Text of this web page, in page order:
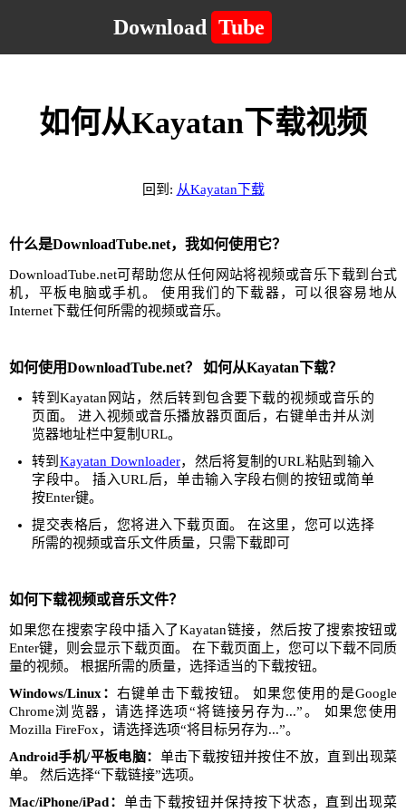
Download Tube
如何从Kayatan下载视频
回到: 从Kayatan下载
什么是DownloadTube.net，我如何使用它？
DownloadTube.net可帮助您从任何网站将视频或音乐下载到台式
机，平板电脑或手机。 使用我们的下载器，可以很容易地从
Internet下载任何所需的视频或音乐。
如何使用DownloadTube.net？ 如何从Kayatan下载？
转到Kayatan网站，然后转到包含要下载的视频或音乐的
页面。 进入视频或音乐播放器页面后，右键单击并从浏
览器地址栏中复制URL。
转到 Kayatan Downloader，然后将复制的URL粘贴到输入
字段中。 插入URL后，单击输入字段右侧的按钮或简单
按Enter键。
提交表格后，您将进入下载页面。 在这里，您可以选择
所需的视频或音乐文件质量，只需下载即可
如何下载视频或音乐文件？
如果您在搜索字段中插入了Kayatan链接，然后按了搜索按钮或
Enter键，则会显示下载页面。 在下载页面上，您可以下载不同质
量的视频。 根据所需的质量，选择适当的下载按钮。
Windows/Linux：右键单击下载按钮。 如果您使用的是Google
Chrome浏览器，请选择选项“将链接另存为...”。 如果您使用
Mozilla FireFox，请选择选项“将目标另存为...”。
Android手机/平板电脑： 单击下载按钮并按住不放，直到出现菜
单。 然后选择“下载链接”选项。
Mac/iPhone/iPad： 单击下载按钮并保持按下状态，直到出现菜